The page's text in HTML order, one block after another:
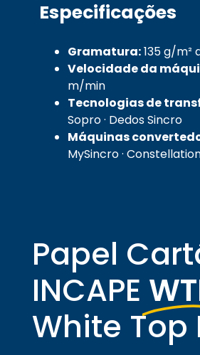
Especificações
Gramatura:135 g/m²
Velocidade da
m/min
Tecnologias de
Sopro · Dedos Sincro
Máquinas
MySincro ·
Papel
INCAPE
White Top